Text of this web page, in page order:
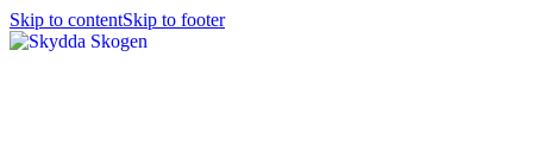
Skip to contentSkip to footer